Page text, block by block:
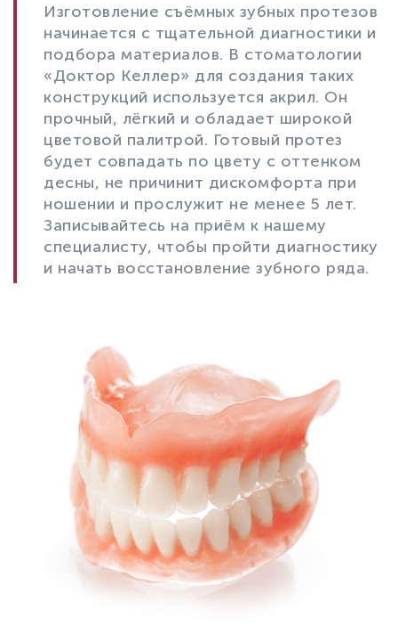
Изготовление съёмных зубных протезов
начинается с тщательной диагностики и
подбора материалов. В стоматологии
«Доктор Келлер» для создания таких
конструкций используется акрил. Он
прочный, лёгкий и обладает широкой
цветовой палитрой. Готовый протез
будет совпадать по цвету с оттенком
десны, не причинит дискомфорта при
ношении и прослужит не менее 5 лет.
Записывайтесь на приём к нашему
специалисту, чтобы пройти диагностику
и начать восстановление зубного ряда.